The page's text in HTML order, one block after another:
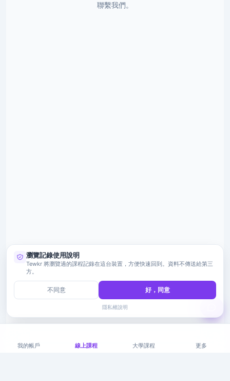
聯繫我們。
我的帳戶 線上課程 大學課程 更多
瀏覽記錄使用說明
Tewkr 將瀏覽過的課程記錄在這台裝置，方便快速回到。資料不傳送給第三
方。
不同意 好，同意
隱私權說明